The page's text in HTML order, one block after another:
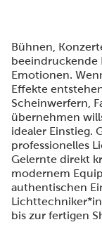
Bühnen,
beeindruckende
Emotionen.
Effekte
Scheinwerfern,
übernehmen
idealer Einstieg.
professionelles
Gelernte direkt
modernem
authentischen
bis zur fertigen